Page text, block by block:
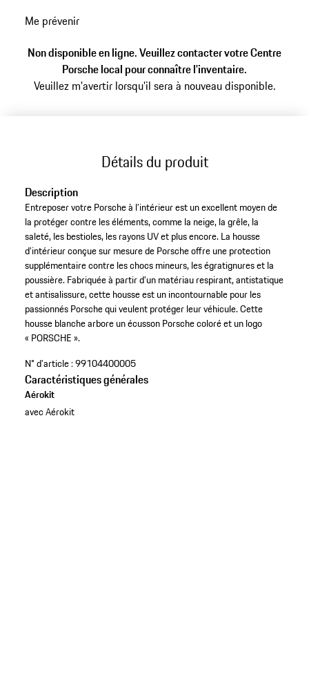
Me prévenir
Non disponible en ligne. Veuillez contacter votre Centre
Porsche local pour connaître l'inventaire.
Veuillez m'avertir lorsqu'il sera à nouveau disponible.
Détails du produit
Description
Entreposer votre Porsche à l’intérieur est un excellent moyen de
la protéger contre les éléments, comme la neige, la grêle, la
saleté, les bestioles, les rayons UV et plus encore. La housse
d’intérieur conçue sur mesure de Porsche offre une protection
supplémentaire contre les chocs mineurs, les égratignures et la
poussière. Fabriquée à partir d’un matériau respirant, antistatique
et antisalissure, cette housse est un incontournable pour les
passionnés Porsche qui veulent protéger leur véhicule. Cette
housse blanche arbore un écusson Porsche coloré et un logo
« PORSCHE ».
N° d'article :99104400005
Caractéristiques générales
Aérokit
avec Aérokit